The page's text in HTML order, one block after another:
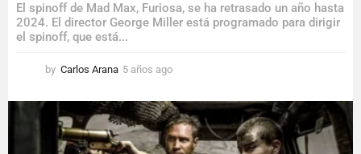
El spinoff de Mad Max, Furiosa, se ha retrasado un año hasta
2024. El director George Miller está programado para dirigir
el spinoff, que está...
by Carlos Arana 5 años ago
ñ
o
s
a